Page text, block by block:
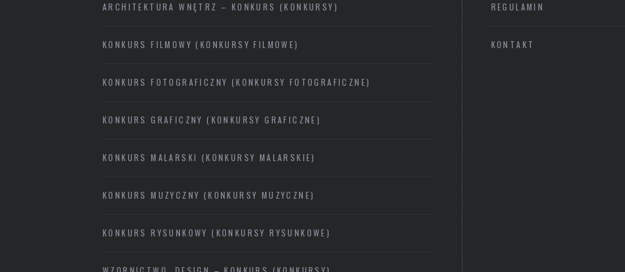
ARCHITEKTURA WNĘTRZ – KONKURS (KONKURSY)
KONKURS FILMOWY (KONKURSY FILMOWE)
KONKURS FOTOGRAFICZNY (KONKURSY FOTOGRAFICZNE)
KONKURS GRAFICZNY (KONKURSY GRAFICZNE)
KONKURS MALARSKI (KONKURSY MALARSKIE)
KONKURS MUZYCZNY (KONKURSY MUZYCZNE)
KONKURS RYSUNKOWY (KONKURSY RYSUNKOWE)
REGULAMIN
KONTAKT